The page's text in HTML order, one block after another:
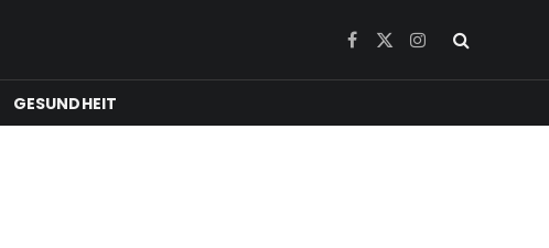
Facebook
X
Instagram
GESUNDHEIT